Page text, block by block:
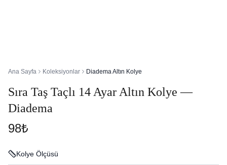
Ana Sayfa Koleksiyonlar Diadema Altın Kolye
Sıra Taş Taçlı 14 Ayar Altın Kolye —
Diadema
98₺
Kolye Ölçüsü